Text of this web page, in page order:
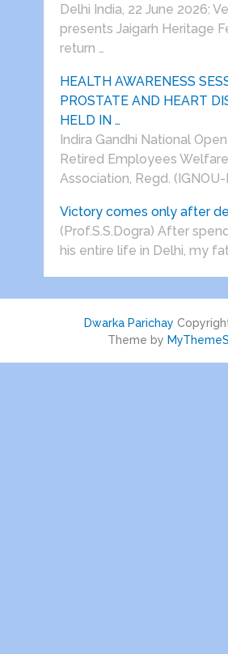
Delhi India, 22 June 2026:
presents Jaigarh Heritage
return …
HEALTH AWARENESS
PROSTATE AND HEART
HELD IN …
Indira Gandhi National
Retired Employees Welfare
Association, Regd. (IGNOU-
Victory comes only after
(Prof.S.S.Dogra) After
his entire life in Delhi, my
Dwarka Parichay
Theme by